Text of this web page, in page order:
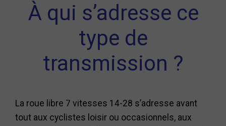
À qui s’adresse ce
type de
transmission ?
La roue libre 7 vitesses 14-28 s’adresse avant
tout aux cyclistes loisir ou occasionnels, aux